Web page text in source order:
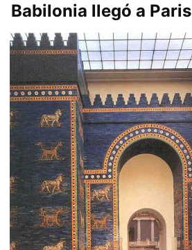
Babilonia llegó a Paris